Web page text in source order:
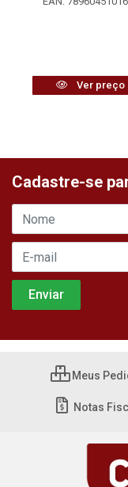
Ver preço
Cadastre-se
Meus
Notas